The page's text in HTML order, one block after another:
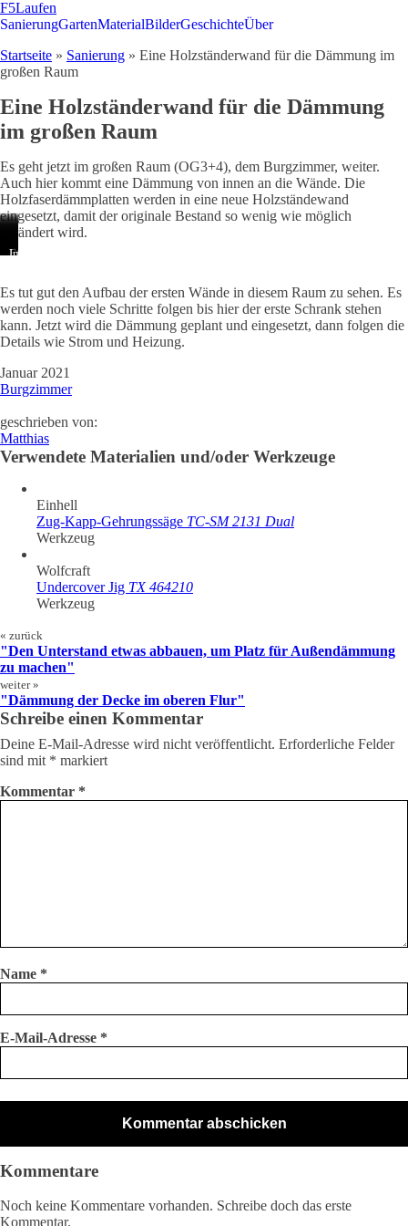
F5Laufen
SanierungGartenMaterialBilderGeschichteÜber
Startseite » Sanierung » Eine Holzständerwand für die Dämmung im
großen Raum
Eine Holzständerwand für die Dämmung
im großen Raum
Es geht jetzt im großen Raum (OG3+4), dem Burgzimmer, weiter.
Auch hier kommt eine Dämmung von innen an die Wände. Die
Holzfaserdämmplatten werden in eine neue Holzständewand
eingesetzt, damit der originale Bestand so wenig wie möglich
verändert wird.
So
am
Anfang
aus.
Das
Material
bereit,
die
Wände
gesäubert
und
der
Raum
Der
wird
gesetzt
und
gibt
vor
die
restlichen
Balken
Im
Dach
werden
zusätzliche
alten
Sparren
nehmen.
Die
zwischen
den
Balken
wurden
mit
Undercover
Jig
gesetzt.
Verbindung
mit
Zapfen
wäre
dieser
sollten
Einsatz
Die
mussten
draußen
geschnitten
werden,
da
ansonsten
nicht
durch
Treppenhaus
passen.
An
Seite
entsteht
ein
kleines
Sichtfenster.
darf
die
alte
zeigen,
wenn
alles
andere
Die
und
Deckenbalken
stehen.
Für
Fenster
wurde
ein
zusätzlicher
Rahmen
Diese
werden
von
vor
die
bestehende
Öffnung
Etwas
im
Winter
ohne
richtige
Fenster.
Fensterbauer
hat
aber
die
ersten
Maße
genommen
Planung
begonnen.
Im
folgt
die
Dämmung.
Wenn
möglich
der
Abstand
zwischen
Balken
bereits
passend
zur
Wände
natürlich
individueller
Es tut gut den Aufbau der ersten Wände in diesem Raum zu sehen. Es
werden noch viele Schritte folgen bis hier der erste Schrank stehen
kann. Jetzt wird die Dämmung geplant und eingesetzt, dann folgen die
Details wie Strom und Heizung.
Januar 2021
Burgzimmer
geschrieben von:
Matthias
Verwendete Materialien und/oder Werkzeuge
Einhell
Zug-Kapp-Gehrungssäge TC-SM 2131 Dual
Werkzeug
Wolfcraft
Undercover Jig TX 464210
Werkzeug
« zurück
"Den Unterstand etwas abbauen, um Platz für Außendämmung
zu machen"
weiter »
"Dämmung der Decke im oberen Flur"
Schreibe einen Kommentar
Deine E-Mail-Adresse wird nicht veröffentlicht. Erforderliche Felder
sind mit * markiert
Kommentar *
Name *
E-Mail-Adresse *
Kommentare
Noch keine Kommentare vorhanden. Schreibe doch das erste
Kommentar.